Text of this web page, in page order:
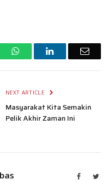
WhatsAppLinkedIn Email
NEXT ARTICLE
Masyarakat Kita Semakin
Pelik Akhir Zaman Ini
Facebook